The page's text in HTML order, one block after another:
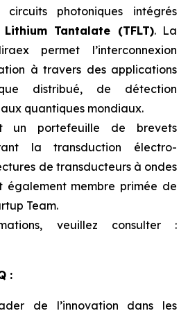
photoniques intégrés
Tantalate (TFLT). La
permet l’interconnexion
à travers des applications
distribué, de détection
quantiques mondiaux.
un portefeuille de brevets
la transduction électro-
de transducteurs à ondes
également membre primée de
Team.
veuillez consulter :
:
de l’innovation dans les